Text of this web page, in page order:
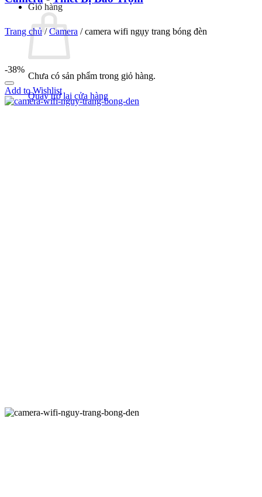
Giỏ hàng
Chưa có sản phẩm trong giỏ hàng.
Quay trở lại cửa hàng
Trang chủ/Camera /camera wifi ngụy trang bóng đèn
-38%
Add to Wishlist